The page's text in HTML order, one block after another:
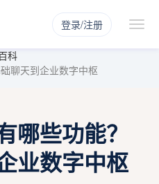
登录/注册
科
聊天到企业数字中枢
哪些功能？
业数字中枢